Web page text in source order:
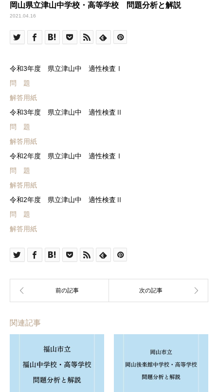
岡山県立津山中学校・高等学校 問題分析と解説
2021.04.16
令和3年度 県立津山中 適性検査Ⅰ
問 題
解答用紙
令和3年度 県立津山中 適性検査Ⅱ
問 題
解答用紙
令和2年度 県立津山中 適性検査Ⅰ
問 題
解答用紙
令和2年度 県立津山中 適性検査Ⅱ
問 題
解答用紙
関連記事